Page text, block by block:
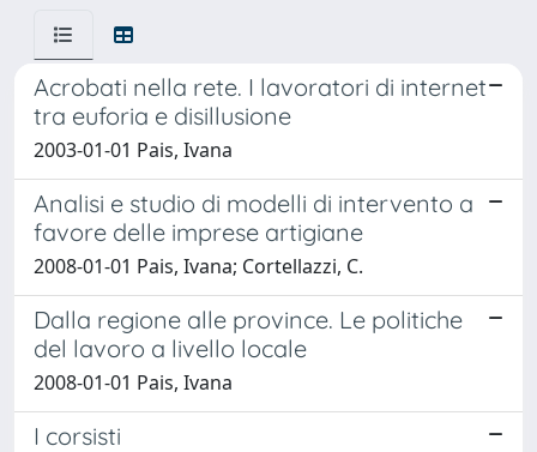
Acrobati nella rete. I lavoratori di internet
tra euforia e disillusione
2003-01-01 Pais, Ivana
Analisi e studio di modelli di intervento a
favore delle imprese artigiane
2008-01-01 Pais, Ivana; Cortellazzi, C.
Dalla regione alle province. Le politiche
del lavoro a livello locale
2008-01-01 Pais, Ivana
I corsisti